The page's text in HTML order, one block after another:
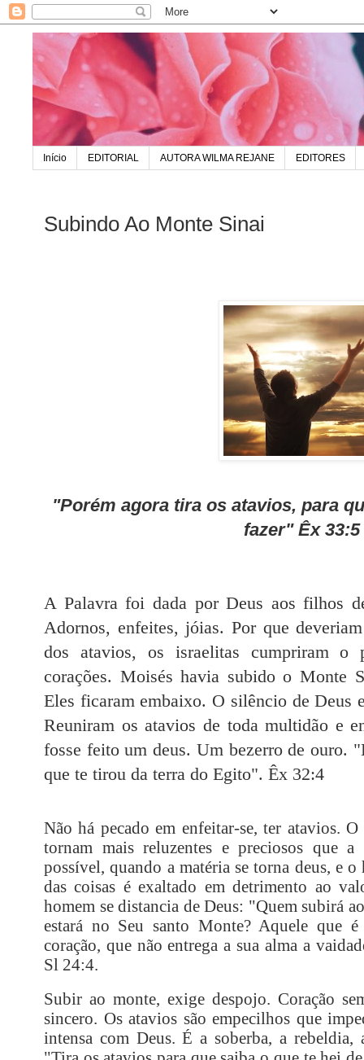
Início EDITORIAL AUTORA WILMA REJANE EDITORES
Subindo Ao Monte Sinai
"Porém agora tira os atavios, para
fazer" Êx 33:5
A Palavra foi dada por Deus aos filhos
Adornos, enfeites, jóias. Por que
dos atavios, os israelitas cumpriram o
corações. Moisés havia subido o Monte
Eles ficaram embaixo. O silêncio de Deus
Reuniram os atavios de toda multidão e
fosse feito um deus. Um bezerro de ouro.
que te tirou da terra do Egito". Êx 32:4
Não há pecado em enfeitar-se, ter atavios.
tornam mais reluzentes e preciosos que
possível, quando a matéria se torna deus, e
das coisas é exaltado em detrimento ao
homem se distancia de Deus: "Quem subirá
estará no Seu santo Monte? Aquele que
coração, que não entrega a sua alma a
Sl 24:4.
Subir ao monte, exige despojo. Coração
sincero. Os atavios são empecilhos que
intensa com Deus. É a soberba, a rebeldia,